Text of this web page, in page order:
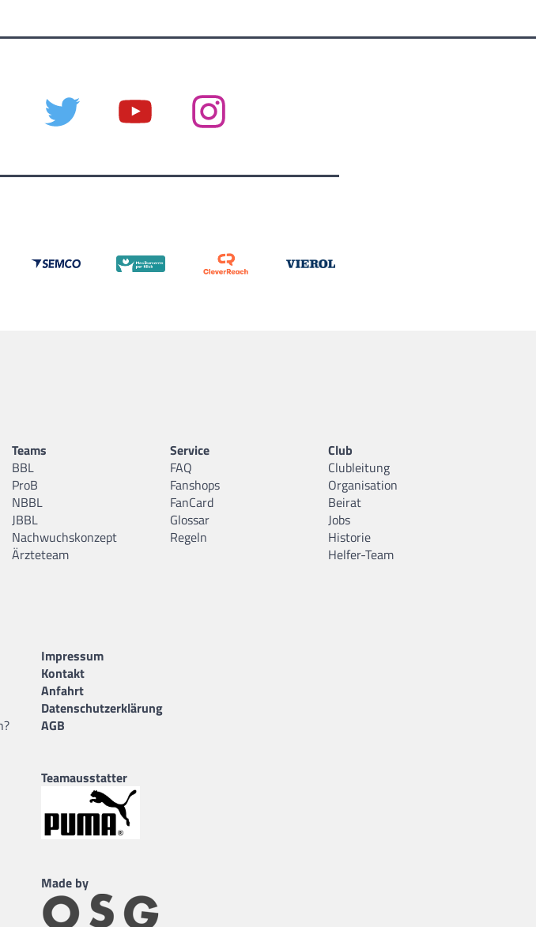
Teams
BBL
ProB
NBBL
JBBL
Nachwuchskonzept
Ärzteteam
Service
FAQ
Fanshops
FanCard
Glossar
Regeln
Club
Clubleitung
Organisation
Beirat
Jobs
Historie
Helfer-Team
Impressum
Kontakt
Anfahrt
Datenschutzerklärung
AGB
Teamausstatter
Made by